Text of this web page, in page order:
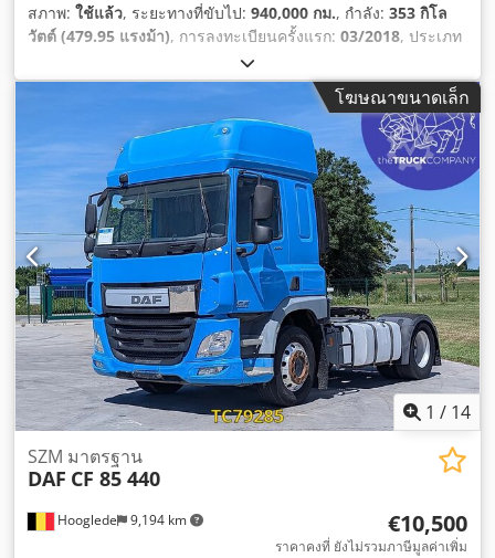
สภาพ: ใช้แล้ว, ระยะทางที่ขับไป: 940,000 กม., กำลัง: 353 กิโล
วัตต์ (479.95 แรงม้า), การลงทะเบียนครั้งแรก: 03/2018, ประเภท
315/70 R22.5
เพลา:4x2, เชื้อเพลิง:ดีเซล, เบรก:เบรกเครื่องยนต์, สี:อื่นๆ, ห้อง
, ประเภทเกียร์:อัตโนมัติ, ระดับ
ชั้นการปล่อยมลพิษ:ยูโร 6, ช่วงล่าง:เหล็ก-อากาศ , ปีที่ผลิต:2018,
อุปกรณ์:
กระจกมองข้างปรับไฟฟ้า, การปรับหน้าต่างไฟฟ้า, ระบบ
ควบคุมความเร็วอัตโนมัติ, ระบบล็อกกลาง, สปอยเลอร์, เครื่อง
ทำความร้อนขณะจอดรถ, เอบีเอส ,
โฆษณาขนาดเล็ก
1 / 14
Hooglede 9,194 km
SZM มาตรฐาน
DAF CF 85 440
€10,500
ราคาคงที่ ยังไม่รวมภาษีมูลค่าเพิ่ม